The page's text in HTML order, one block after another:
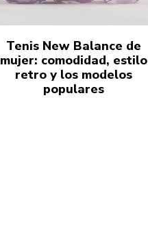
Tenis New Balance de
mujer: comodidad, estilo
retro y los modelos
populares